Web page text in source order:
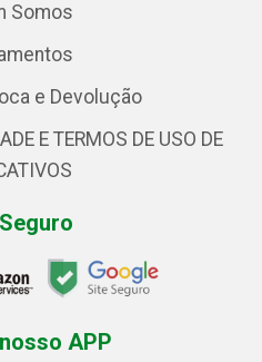
Somos
e Devolução
E TERMOS DE USO DE
APP